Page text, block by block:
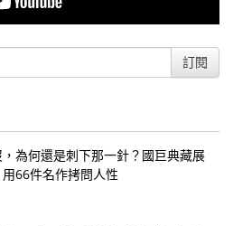
訂閱
為何還是刺下那一針？國巨典藏展
用66件名作拷問人性